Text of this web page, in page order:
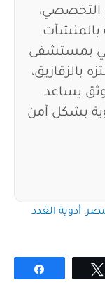
التخصصي،
بالمنشآت
بمستشفى
بالزقازيق،
يساعد
بشكل آمن
, أدوية الغدد